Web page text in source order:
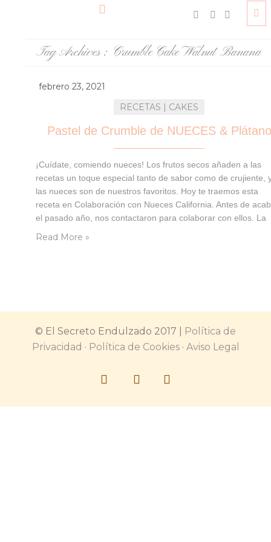
Tag Archives : Crumble Cake Walnut Banana
febrero 23, 2021
RECETAS | CAKES
Pastel de Crumble de NUECES & Plátano
¡Cuídate, comiendo nueces! Los frutos secos añaden a las
recetas un toque especial tanto de sabor como de crujiente,
las nueces son de nuestros favoritos. Hoy te traemos esta
receta en Colaboración con Nueces California. Antes de
el pasado año, nos contactaron para colaborar con ellos. La
Read More »
© El Secreto Endulzado 2017 |
Política de
Privacidad · Política de Cookies· Aviso Legal